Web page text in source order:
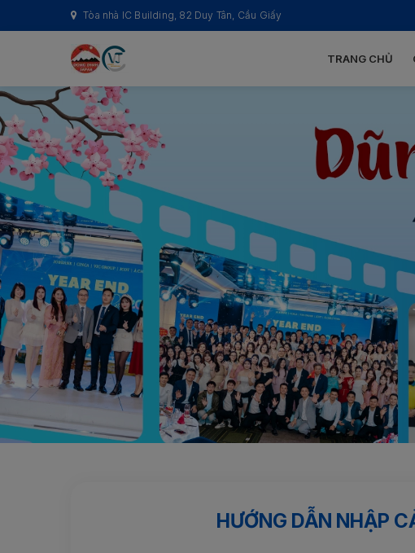
Tòa nhà IC Building, 82 Duy Tân, Cầu Giấy
TRANG CHỦ
HƯỚNG DẪN NHẬP